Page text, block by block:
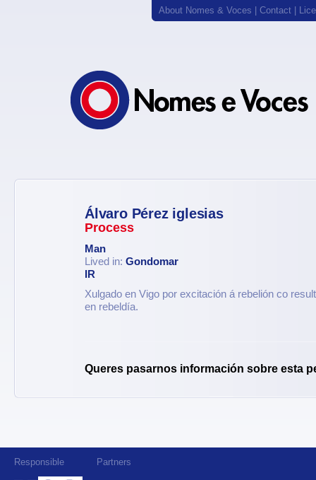
About Nomes & Voces Contact
Álvaro Pérez iglesias
Process
Man
Lived in: Gondomar
IR
Xulgado en Vigo por excitación á rebelión co
en rebeldía.
Queres pasarnos información sobre esta
Responsible Partners